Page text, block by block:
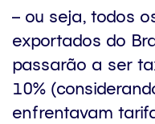
– ou seja, todos
exportados do
passarão a ser
10%
enfrentavam